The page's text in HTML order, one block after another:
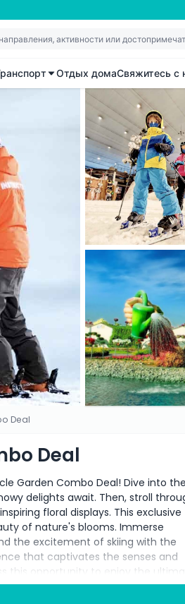
Отдых домаСвяжитесь с
Deal
Deal
Garden Combo Deal! Dive into the
delights await. Then, stroll
floral displays. This exclusive
of nature's blooms. Immerse
the excitement of skiing with the
that captivates the senses and
this opportunity to enjoy the